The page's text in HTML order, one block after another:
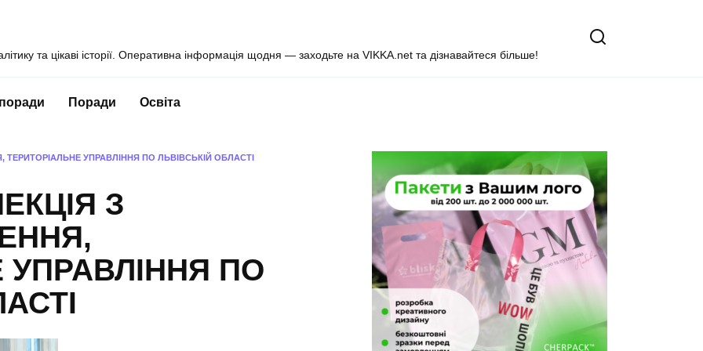
та цікаві історії. Оперативна інформація щодня — заходьте на VIKKA.net та дізнавайтеся більше!
Поради Освіта
УПРАВЛІННЯ ПО ЛЬВІВСЬКІЙ ОБЛАСТІ
З
УПРАВЛІННЯ ПО